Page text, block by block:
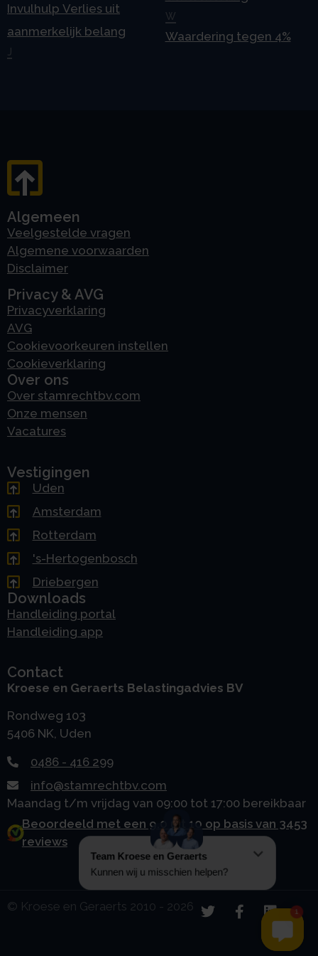
Invulhulp Verlies uit
aanmerkelijk belang
W
Waardering tegen 4%
Algemeen
Veelgestelde vragen
Algemene voorwaarden
Disclaimer
Privacy & AVG
Privacyverklaring
AVG
Cookievoorkeuren instellen
Cookieverklaring
Over ons
Over stamrechtbv.com
Onze mensen
Vacatures
Vestigingen
Uden
Amsterdam
Rotterdam
's-Hertogenbosch
Driebergen
Downloads
Handleiding portal
Handleiding app
Contact
Kroese en Geraerts Belastingadvies BV
Rondweg 103
5406 NK, Uden
0486 - 416 299
info@stamrechtbv.com
Maandag t/m vrijdag van 09:00 tot 17:00 bereikbaar
Beoordeeld met een 9.0 uit 10 op basis van 3453
reviews
© Kroese en Geraerts 2010 - 2026